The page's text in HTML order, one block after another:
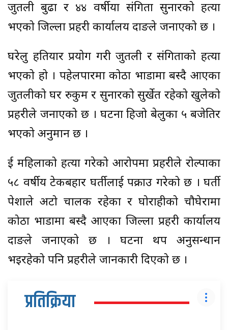
जुतली बुढा र ४४ वर्षीया संगिता सुनारको हत्या
भएको जिल्ला प्रहरी कार्यालय दाङले जनाएको छ ।
घरेलु हतियार प्रयोग गरी जुतली र संगिताको हत्या
भएको हो । पहेलपारमा कोठा भाडामा बस्दै आएका
जुतलीको घर रुकुम र सुनारको सुर्खेत रहेको खुलेको
प्रहरीले जनाएको छ । घटना हिजो बेलुका ५ बजेतिर
भएको अनुमान छ ।
दुई महिलाको हत्या गरेको आरोपमा प्रहरीले रोल्पाका
५८ वर्षीय टेकबहादुर घर्तीलाई पक्राउ गरेको छ । घर्ती
पेशाले अटो चालक रहेका र घोराहीको चौघेरामा
कोठा भाडामा बस्दै आएका जिल्ला प्रहरी कार्यालय
दाङले जनाएको छ । घटना थप अनुसन्धान
भइरहेको पनि प्रहरीले जानकारी दिएको छ ।
प्रतिक्रिया